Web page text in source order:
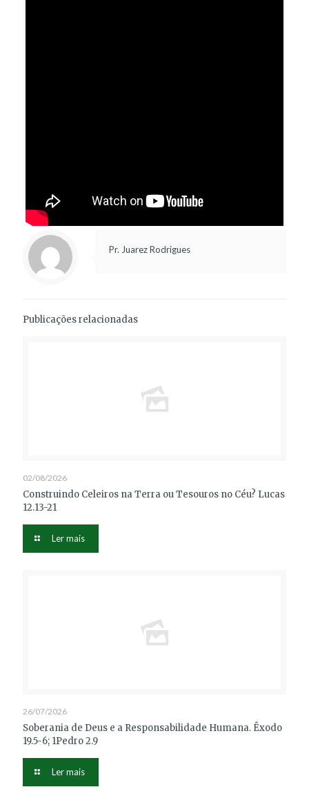
Pr. Juarez Rodrigues
Publicações relacionadas
02/08/2026
Construindo Celeiros na Terra ou Tesouros no Céu? Lucas
12.13-21
Ler mais
26/07/2026
Soberania de Deus e a Responsabilidade Humana. Êxodo
19.5-6; 1Pedro 2.9
Ler mais